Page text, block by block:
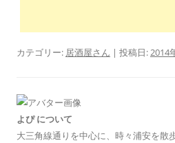
カテゴリー: 居酒屋さん | 投稿日:2014
よぴ について
大三角線通りを中心に、時々浦安を散